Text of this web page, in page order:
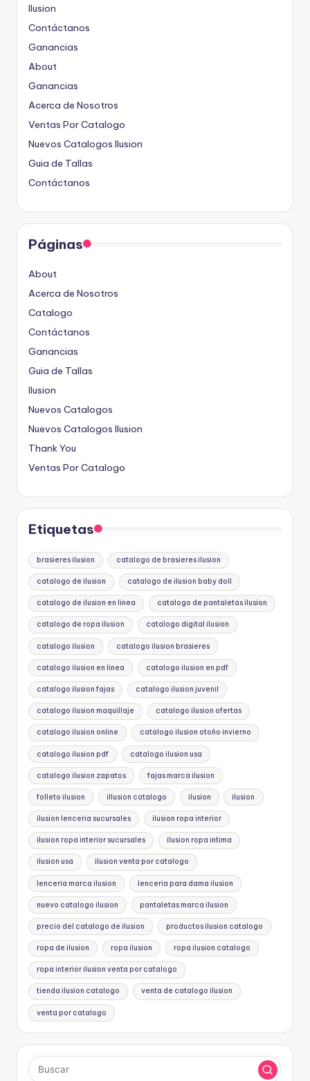
Ilusion
Contáctanos
Ganancias
About
Ganancias
Acerca de Nosotros
Ventas Por Catalogo
Nuevos Catalogos Ilusion
Guia de Tallas
Contáctanos
Páginas
About
Acerca de Nosotros
Catalogo
Contáctanos
Ganancias
Guia de Tallas
Ilusion
Nuevos Catalogos
Nuevos Catalogos Ilusion
Thank You
Ventas Por Catalogo
Etiquetas
brasieres ilusion catalogo de brasieres ilusion
catalogo de ilusion catalogo de ilusion baby doll
catalogo de ilusion en linea catalogo de pantaletas ilusion
catalogo de ropa ilusion catalogo digital ilusion
catalogo ilusion catalogo ilusion brasieres
catalogo ilusion en linea catalogo ilusion en pdf
catalogo ilusion fajas catalogo ilusion juvenil
catalogo ilusion maquillaje catalogo ilusion ofertas
catalogo ilusion online catalogo ilusion otoño invierno
catalogo ilusion pdf catalogo ilusion usa
catalogo ilusion zapatos fajas marca ilusion
folleto ilusion illusion catalogo ilusion ilusion
ilusion lenceria sucursales ilusion ropa interior
ilusion ropa interior sucursales ilusion ropa intima
ilusion usa ilusion venta por catalogo
lenceria marca ilusion lenceria para dama ilusion
nuevo catalogo ilusion pantaletas marca ilusion
precio del catalogo de ilusion productos ilusion catalogo
ropa de ilusion ropa ilusion ropa ilusion catalogo
ropa interior ilusion venta por catalogo
tienda ilusion catalogo venta de catalogo ilusion
venta por catalogo